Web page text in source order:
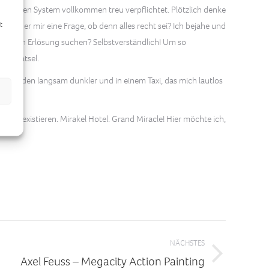
System vollkommen treu verpflichtet. Plötzlich denke
er mir eine Frage, ob denn alles recht sei? Ich bejahe und
nach Erlösung suchen? Selbstverständlich! Um so
Rätsel.
werden langsam dunkler und in einem Taxi, das mich lautlos
wir existieren. Mirakel Hotel. Grand Miracle! Hier möchte ich,
NÄCHSTES
Axel Feuss – Megacity Action Painting